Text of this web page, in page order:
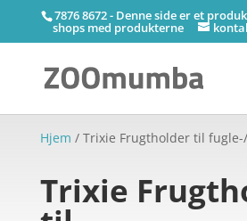
7876 8672 - Denne side er et
shops med produkterne
Hjem / Trixie Frugtholder til
Trixie